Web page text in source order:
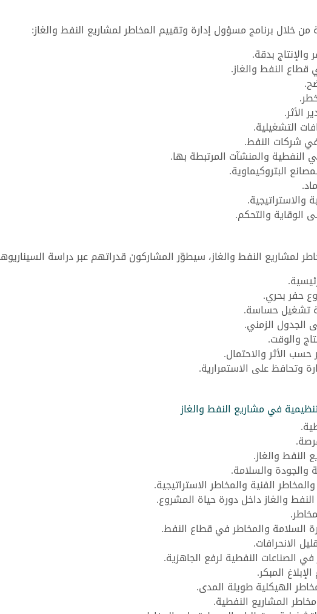
خلال برنامج مسؤول إدارة وتقييم المخاطر لمشاريع النفط والغاز:
بدقة.
النفط والغاز.
الأثر.
التشغيلية.
شركات النفط.
والمنشآت المرتبطة بها.
البتروكيماوية.
والاستراتيجية.
الوقاية والتحكم.
لمشاريع النفط والغاز، سيطوّر المشاركون قدراتهم عبر دراسة
حفر بحري.
تشغيل حساسة.
الجدول الزمني.
والوقت.
حسب الأثر والاحتمال.
وتحافظ على الاستمرارية.
في مشاريع النفط والغاز
النفط والغاز.
والجودة والسلامة.
الفنية والمخاطر الاستراتيجية.
والغاز داخل دورة حياة المشروع.
السلامة والمخاطر في قطاع النفط.
الانحرافات.
الصناعات النفطية لرفع الجاهزية.
المبكر.
الهيكلية طويلة المدى.
المشاريع النفطية.